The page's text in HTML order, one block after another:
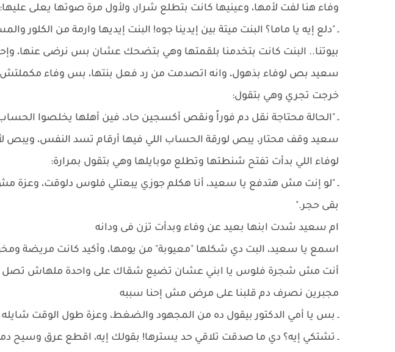
وفاء هنا لفت لأمها، وعينيها كانت بتطلع شرار، ولأول مرة صوتها يعلى عليها:
ـ "دلع إيه يا ماما؟ البنت ميتة بين إيدينا جوه! البنت إيديها وارمة من الكلور
بيوتنا.. البنت كانت بتخدمنا بلقمتها وهي بتضحك عشان بس نرضى عنها،
سعيد بص لوفاء بذهول، وانه اتصدمت من رد فعل بنتها، بس وفاء مكملتش
خرجت تجري وهي بتقول:
ـ "الحالة محتاجة نقل دم فوراً ونقص أكسجين حاد، فين أهلها يخلصوا
سعيد وقف محتار، يبص لورقة الحساب اللي فيها أرقام تسد النفس، ويبص
لوفاء اللي بدأت تفتح شنطتها وتطلع موبايلها وهي بتقول بمرارة:
ـ "لو إنت مش هتدفع يا سعيد، أنا هكلم جوزي يبعتلي فلوس دلوقت، وعزة
بقى حجر."
ام سعيد شدت ابنها بعيد عن وفاء وبدأت تزن فى ودانه
اسمع يا سعيد، البت دي شكلها "معيوبة" من يومها، وأكيد كانت مريضة
أنت مش شجرة فلوس يا ابني عشان تضيع شقاك على واحدة ملهاش
مجبرين نصرف دم قلبنا على مرض مش إحنا سببه
ـ بس يا أمي الدكتور بيقول ده من المجهود والضغط، وعزة طول الوقت
ـ تشتكي إيه؟ دي ما صدقت تلاقي حد يسترها! بقولك إيه، اقطع عرق وسيح